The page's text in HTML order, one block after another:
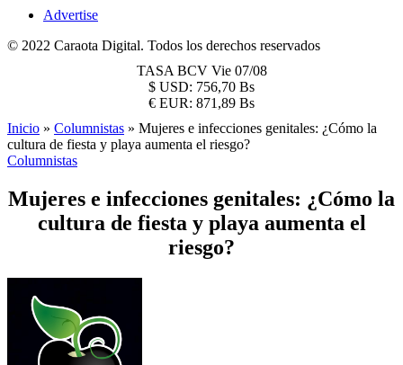
Advertise
© 2022 Caraota Digital. Todos los derechos reservados
TASA BCV Vie 07/08
$ USD: 756,70 Bs
€ EUR: 871,89 Bs
Inicio » Columnistas » Mujeres e infecciones genitales: ¿Cómo la
cultura de fiesta y playa aumenta el riesgo?
Columnistas
Mujeres e infecciones genitales: ¿Cómo la
cultura de fiesta y playa aumenta el
riesgo?